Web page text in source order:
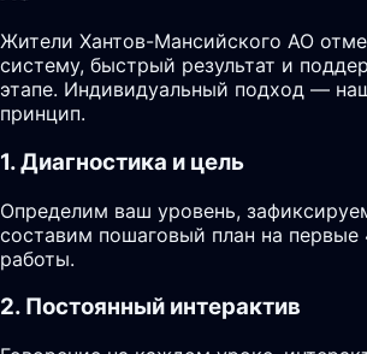
Жители Хантов-Мансийского АО
систему, быстрый результат и
этапе. Индивидуальный подход —
принцип.
1. Диагностика и цель
Определим ваш уровень,
составим пошаговый план на первые
работы.
2. Постоянный интерактив